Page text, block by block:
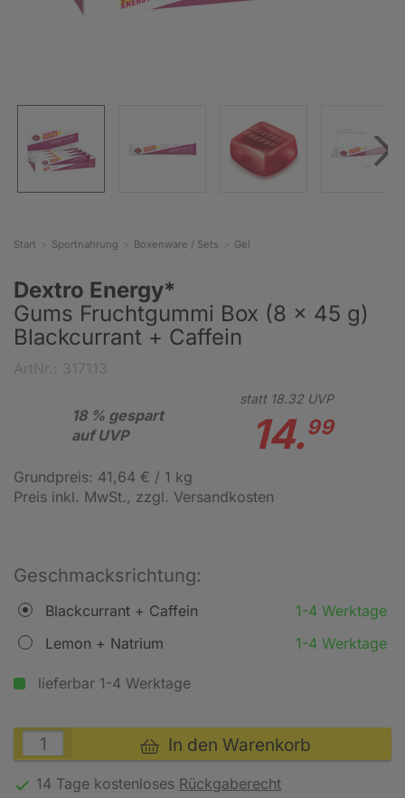
Start Sportnahrung Boxenware / Sets Gel
Dextro Energy*
Gums Fruchtgummi Box (8 x 45 g)
Blackcurrant + Caffein
18 % gespart
auf UVP
statt 18.32 UVP
14.99
Grundpreis: 41,64 € / 1 kg
Preis inkl. MwSt., zzgl. Versandkosten
Geschmacksrichtung:
Blackcurrant + Caffein
1-4 Werktage
Lemon + Natrium
1-4 Werktage
lieferbar 1-4 Werktage
In den Warenkorb
14 Tage kostenloses Rückgaberecht